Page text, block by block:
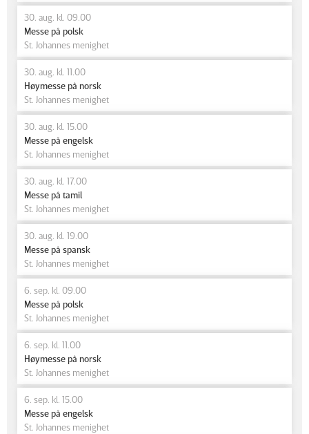
30. aug. kl. 09.00
Messe på polsk
St. Johannes menighet
30. aug. kl. 11.00
Høymesse på norsk
St. Johannes menighet
30. aug. kl. 15.00
Messe på engelsk
St. Johannes menighet
30. aug. kl. 17.00
Messe på tamil
St. Johannes menighet
30. aug. kl. 19.00
Messe på spansk
St. Johannes menighet
6. sep. kl. 09.00
Messe på polsk
St. Johannes menighet
6. sep. kl. 11.00
Høymesse på norsk
St. Johannes menighet
6. sep. kl. 15.00
Messe på engelsk
St. Johannes menighet